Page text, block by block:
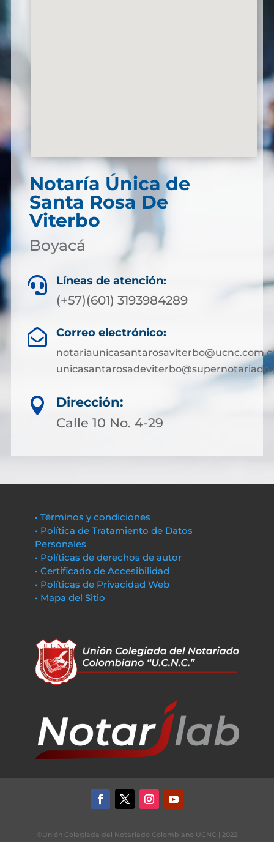
Notaría Única de
Santa Rosa De
Viterbo
Boyacá
 Líneas de atención:
(+57)(601) 3193984289
 Correo electrónico:

Dirección:
Calle 10 No. 4-29
• Términos y condiciones
• Política de Tratamiento de Datos
Personales
• Políticas de derechos de autor
• Certificado de Accesibilidad
• Políticas de Privacidad Web
• Mapa del Sitio
©Unión Colegiada del Notariado Colombiano UCNC | 2022